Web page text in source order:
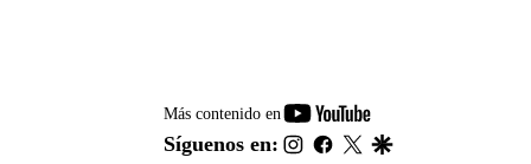
Más contenido en
youtube-
footer
Síguenos en: instagram
facebook
twitter